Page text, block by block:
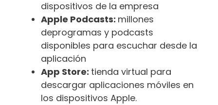
dispositivos de la empresa
Apple Podcasts: millones
deprogramas y podcasts
disponibles para escuchar desde la
aplicación
App Store: tienda virtual para
descargar aplicaciones móviles en
los dispositivos Apple.